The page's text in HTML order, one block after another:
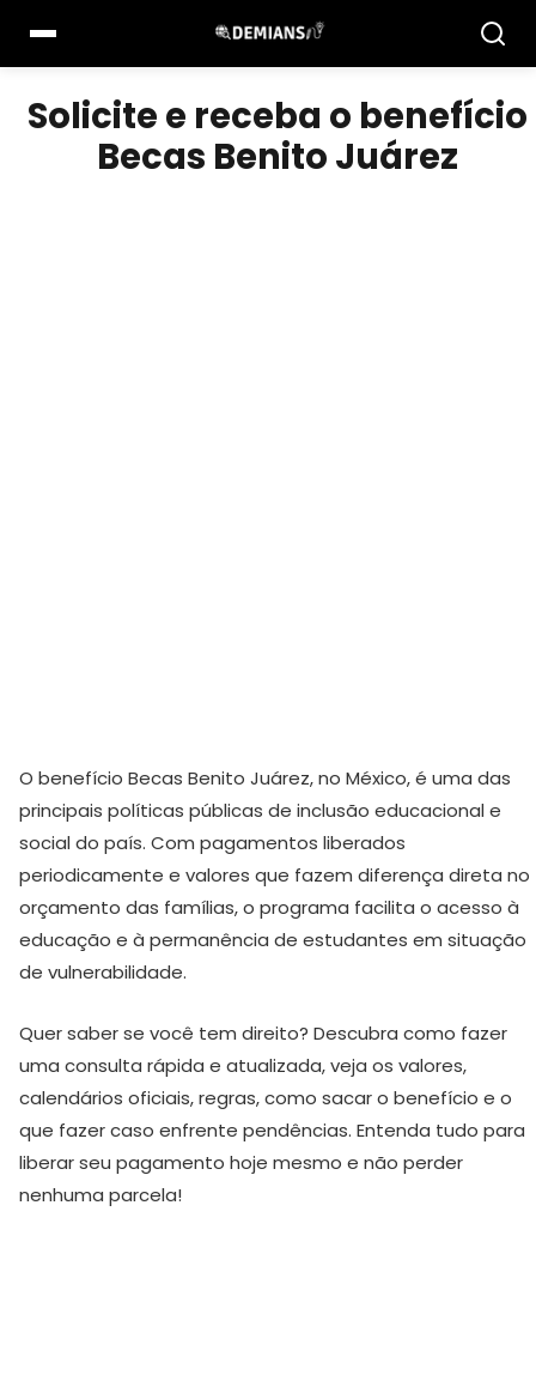
para
o
conteúdo
Solicite e receba o benefício
Becas Benito Juárez
O benefício Becas Benito Juárez, no México, é uma das
principais políticas públicas de inclusão educacional e
social do país. Com pagamentos liberados
periodicamente e valores que fazem diferença direta no
orçamento das famílias, o programa facilita o acesso à
educação e à permanência de estudantes em situação
de vulnerabilidade.
Quer saber se você tem direito? Descubra como fazer
uma consulta rápida e atualizada, veja os valores,
calendários oficiais, regras, como sacar o benefício e o
que fazer caso enfrente pendências. Entenda tudo para
liberar seu pagamento hoje mesmo e não perder
nenhuma parcela!